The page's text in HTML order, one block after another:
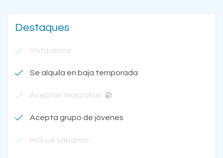
Destaques
Vista al mar
Se alquila en baja temporada
Aceptan mascotas
Acepta grupo de jóvenes
Incluye sábanas